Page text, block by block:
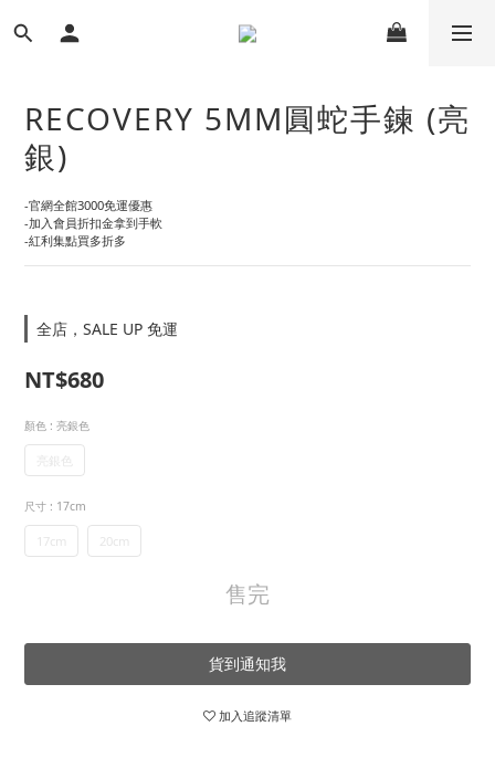
RECOVERY 5MM圓蛇手鍊 (亮
銀)
-官網全館3000免運優惠
-加入會員折扣金拿到手軟
-紅利集點買多折多
全店，SALE UP 免運
NT$680
顏色 : 亮銀色
亮銀色
尺寸 : 17cm
17cm 20cm
售完
貨到通知我
加入追蹤清單